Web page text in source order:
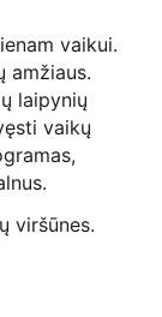
vaikui.
amžiaus.
laipynių
vaikų
viršūnes.